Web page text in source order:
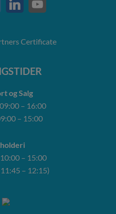
og Salg
– 16:00
– 15:00
– 15:00
– 12:15)